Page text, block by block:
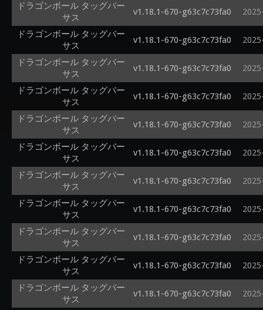
ドラゴンボール タッグバー
サス
v1.18.1-670-g63c7c73fa0
ドラゴンボール タッグバー
サス
v1.18.1-670-g63c7c73fa0
ドラゴンボール タッグバー
サス
v1.18.1-670-g63c7c73fa0
ドラゴンボール タッグバー
サス
v1.18.1-670-g63c7c73fa0
ドラゴンボール タッグバー
サス
v1.18.1-670-g63c7c73fa0
ドラゴンボール タッグバー
サス
v1.18.1-670-g63c7c73fa0
ドラゴンボール タッグバー
サス
v1.18.1-670-g63c7c73fa0
ドラゴンボール タッグバー
サス
v1.18.1-670-g63c7c73fa0
ドラゴンボール タッグバー
サス
v1.18.1-670-g63c7c73fa0
ドラゴンボール タッグバー
サス
v1.18.1-670-g63c7c73fa0
ドラゴンボール タッグバー
サス
v1.18.1-670-g63c7c73fa0